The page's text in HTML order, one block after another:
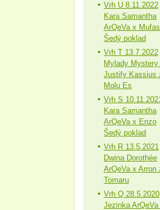
Vrh U 8.11.2022
Kara Samantha
ArQeVa x
Šedý poklad
Vrh T 13.7.2022
Mylady Mystery
Justify Kassius
Molu Es
Vrh S
Kara Samantha
ArQeVa x Enzo
Šedý poklad
Vrh R 13.5.2021
Dwina Dorothée
ArQeVa x Arron
Tomaru
Vrh Q 28.5.2020
Jezinka ArQeVa